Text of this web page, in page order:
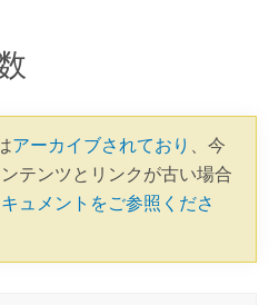
アーカイブされており 、今
テンツとリンクが古い場合
ュメントをご参照くださ